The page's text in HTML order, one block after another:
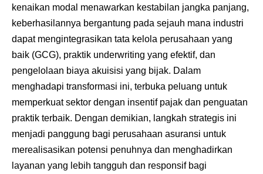
kenaikan modal menawarkan kestabilan jangka panjang,
keberhasilannya bergantung pada sejauh mana industri
dapat mengintegrasikan tata kelola perusahaan yang
baik (GCG), praktik underwriting yang efektif, dan
pengelolaan biaya akuisisi yang bijak. Dalam
menghadapi transformasi ini, terbuka peluang untuk
memperkuat sektor dengan insentif pajak dan penguatan
praktik terbaik. Dengan demikian, langkah strategis ini
menjadi panggung bagi perusahaan asuransi untuk
merealisasikan potensi penuhnya dan menghadirkan
layanan yang lebih tangguh dan responsif bagi